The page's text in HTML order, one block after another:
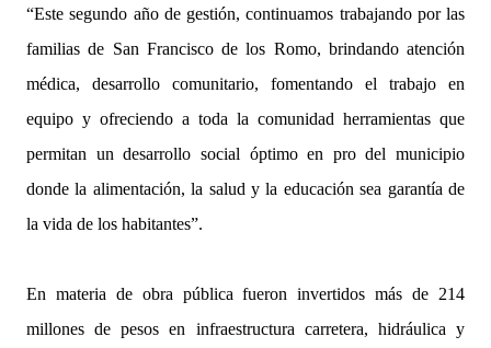
“Este segundo año de gestión, continuamos trabajando por las
familias de San Francisco de los Romo, brindando atención
médica, desarrollo comunitario, fomentando el trabajo en
equipo y ofreciendo a toda la comunidad herramientas que
permitan un desarrollo social óptimo en pro del municipio
donde la alimentación, la salud y la educación sea garantía de
la vida de los habitantes”.
En materia de obra pública fueron invertidos más de 214
millones de pesos en infraestructura carretera, hidráulica y